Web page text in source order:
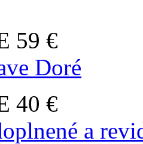
59 €
Doré
40 €
a